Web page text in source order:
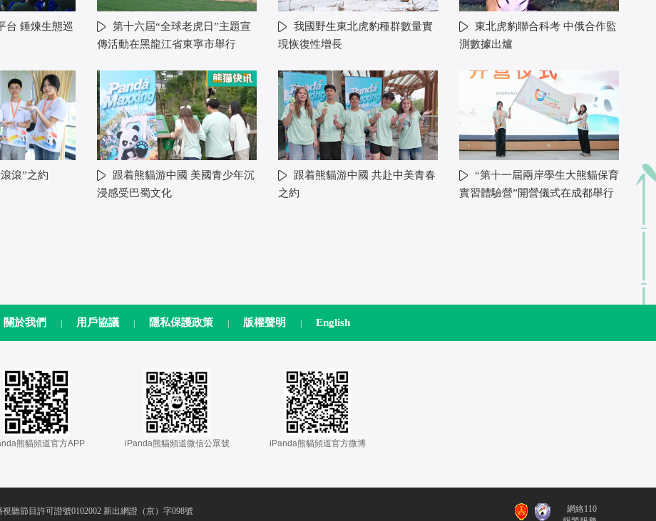
台 錘煉生態巡
第十六屆“全球老虎日”主題宣
傳活動在黑龍江省東寧市舉行
我國野生東北虎豹種群數量實
現恢復性增長
東北虎豹聯合科考 中俄合作監
測數據出爐
滾”之約
跟着熊貓游中國 美國青少年沉
浸感受巴蜀文化
跟着熊貓游中國 共赴中美青春
之約
“第十一屆兩岸學生大熊貓保育
實習體驗營”開營儀式在成都舉行
關於我們 用戶協議 隱私保護政策 版權聲明 English
熊貓頻道官方APP iPanda熊貓頻道微信公眾號 iPanda熊貓頻道官方微博
聽節目許可證號0102002 新出網證（京）字098號
網絡110